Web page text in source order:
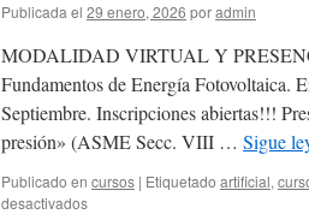
Publicada el 29 enero, 2026 poradmin
MODALIDAD VIRTUAL Y
Fundamentos de Energía Fotovoltaica.
Septiembre. Inscripciones abiertas!!!
presión» (ASME Secc. VIII … Sigue
Publicado en cursos | Etiquetado artificial,
desactivadosen